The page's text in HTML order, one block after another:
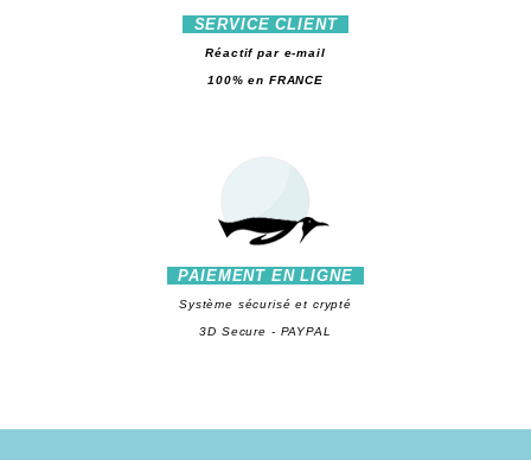
SERVICE CLIENT
Réactif par e-mail
100% en FRANCE
PAIEMENT EN LIGNE
Système sécurisé et crypté
3D Secure - PAYPAL